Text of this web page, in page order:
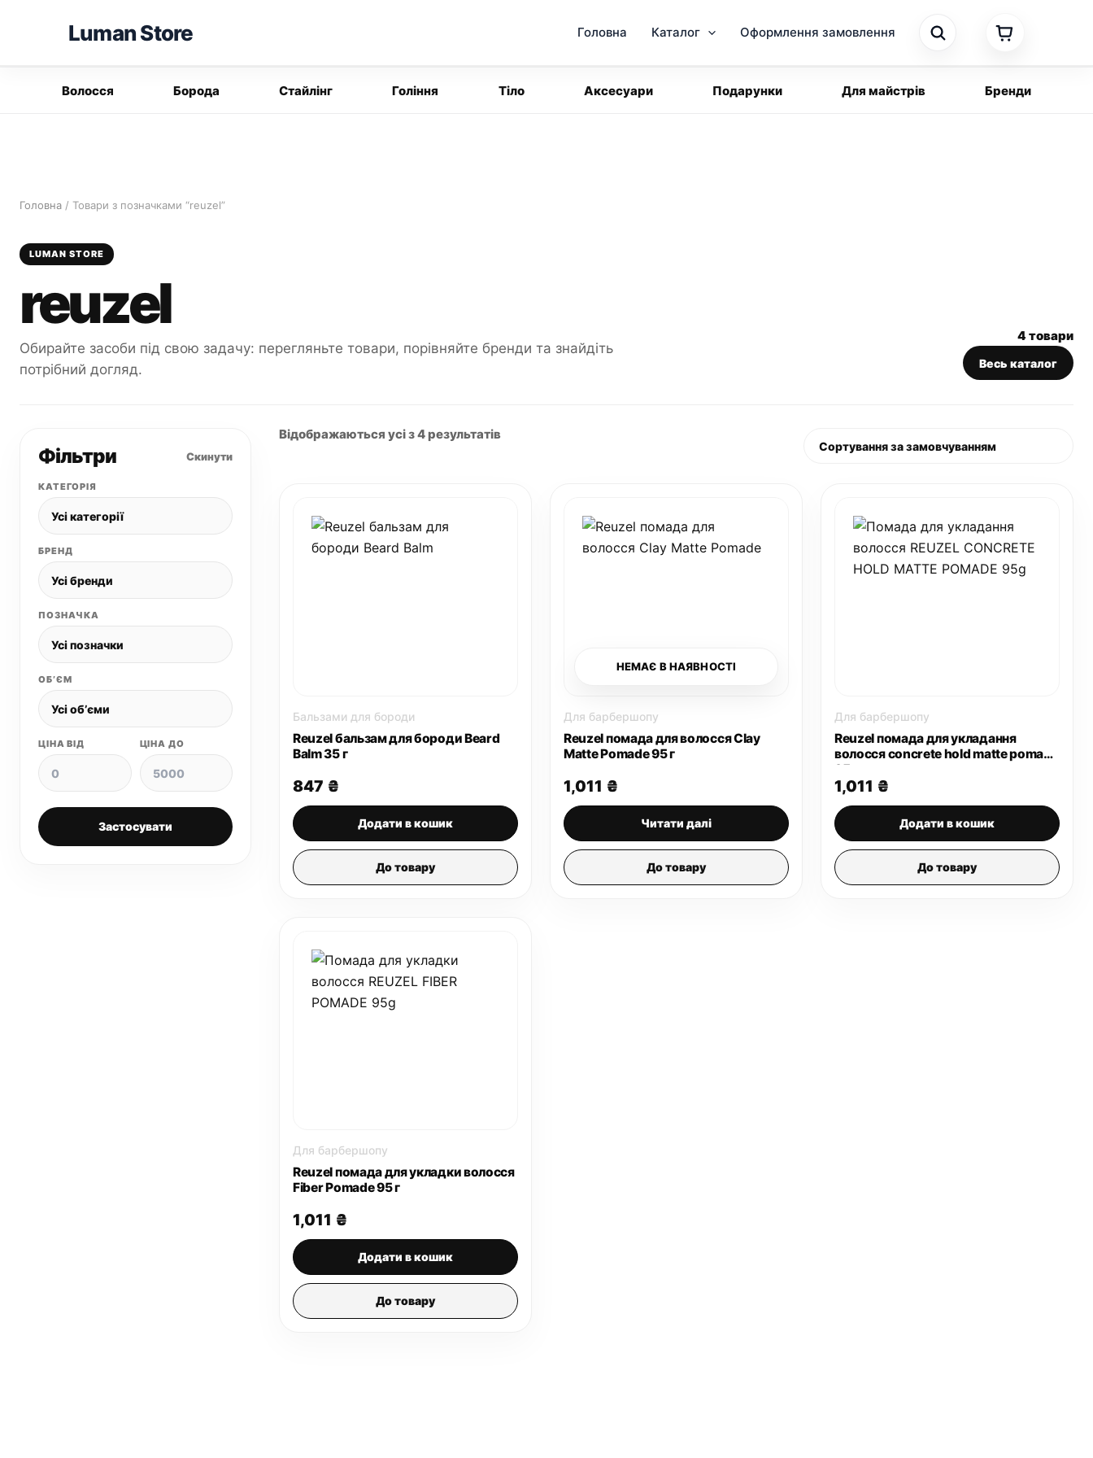
Luman Store Головна Каталог Оформлення замовлення
Волосся Борода Стайлінг Гоління Тіло Аксесуари Подарунки Для майстрів Бренди
Головна / Товари з позначками “reuzel”
LUMAN STORE
reuzel
Обирайте засоби під свою задачу: перегляньте товари, порівняйте бренди та знайдіть
потрібний догляд.
4 товари
Весь каталог
Фільтри Скинути
КАТЕГОРІЯ
БРЕНД
ПОЗНАЧКА
ОБʼЄМ
ЦІНА ВІД ЦІНА ДО
Застосувати
Відображаються усі з 4 результатів
Бальзами для бороди
Reuzel бальзам для бороди Beard
Balm 35 г
847 ₴
Додати в кошик
До товару
НЕМАЄ В НАЯВНОСТІ
Для барбершопу
Reuzel помада для волосся Clay
Matte Pomade 95 г
1,011 ₴
Читати далі
До товару
Для барбершопу
Reuzel помада для укладання
волосся concrete hold matte pomade
95 г
1,011 ₴
Додати в кошик
До товару
Для барбершопу
Reuzel помада для укладки волосся
Fiber Pomade 95 г
1,011 ₴
Додати в кошик
До товару